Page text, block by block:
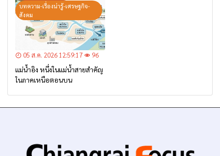
บทความ-เรื่องน่ารู้-เศรษฐกิจ-
สังคม
05 ส.ค. 2026 12:59:17 96
แม่น้ำอิง หนึ่งในแม่น้ำสายสำคัญ
ในภาคเหนือตอนบน